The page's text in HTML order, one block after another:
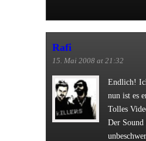
Rafi
15. Mai 2008 at 21:32
Endlich!
nun ist es
Tolles
Der